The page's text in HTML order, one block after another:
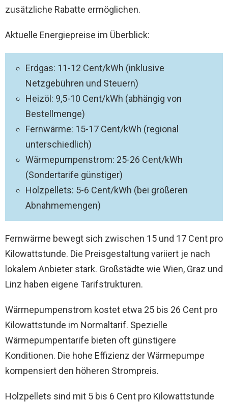
zusätzliche Rabatte ermöglichen.
Aktuelle Energiepreise im Überblick:
Erdgas: 11-12 Cent/kWh (inklusive
Netzgebühren und Steuern)
Heizöl: 9,5-10 Cent/kWh (abhängig von
Bestellmenge)
Fernwärme: 15-17 Cent/kWh (regional
unterschiedlich)
Wärmepumpenstrom: 25-26 Cent/kWh
(Sondertarife günstiger)
Holzpellets: 5-6 Cent/kWh (bei größeren
Abnahmemengen)
Fernwärme bewegt sich zwischen 15 und 17 Cent pro
Kilowattstunde. Die Preisgestaltung variiert je nach
lokalem Anbieter stark. Großstädte wie Wien, Graz und
Linz haben eigene Tarifstrukturen.
Wärmepumpenstrom kostet etwa 25 bis 26 Cent pro
Kilowattstunde im Normaltarif. Spezielle
Wärmepumpentarife bieten oft günstigere
Konditionen. Die hohe Effizienz der Wärmepumpe
kompensiert den höheren Strompreis.
Holzpellets sind mit 5 bis 6 Cent pro Kilowattstunde